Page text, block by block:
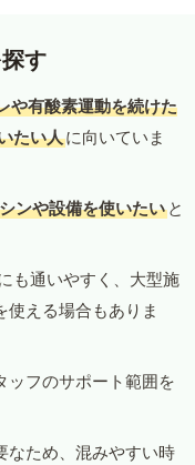
す
や有酸素運動を続けた
たい人に向いていま
ンや設備を使いたい と
も通いやすく、大型施
える場合もありま
ッフのサポート範囲を
なため、混みやすい時